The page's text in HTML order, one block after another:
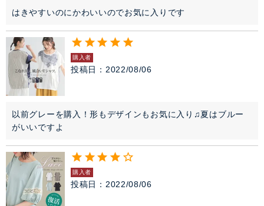
はきやすいのにかわいいのでお気に入りです
購入者
投稿日 2022/08/06
以前グレーを購入！形もデザインもお気に入り♫夏はブルー
がいいですよ
購入者
投稿日 2022/08/06